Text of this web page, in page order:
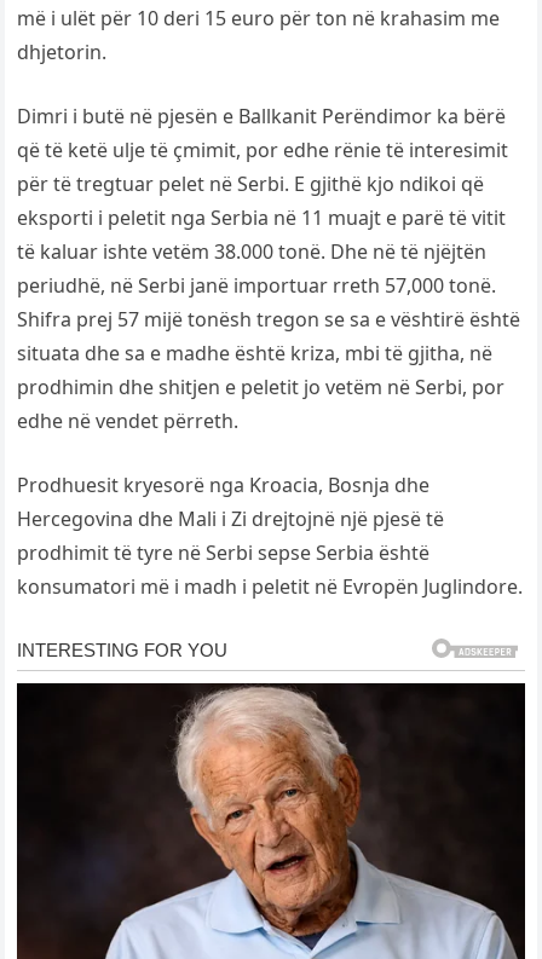
më i ulët për 10 deri 15 euro për ton në krahasim me
dhjetorin.
Dimri i butë në pjesën e Ballkanit Perëndimor ka bërë
që të ketë ulje të çmimit, por edhe rënie të interesimit
për të tregtuar pelet në Serbi. E gjithë kjo ndikoi që
eksporti i peletit nga Serbia në 11 muajt e parë të vitit
të kaluar ishte vetëm 38.000 tonë. Dhe në të njëjtën
periudhë, në Serbi janë importuar rreth 57,000 tonë.
Shifra prej 57 mijë tonësh tregon se sa e vështirë është
situata dhe sa e madhe është kriza, mbi të gjitha, në
prodhimin dhe shitjen e peletit jo vetëm në Serbi, por
edhe në vendet përreth.
Prodhuesit kryesorë nga Kroacia, Bosnja dhe
Hercegovina dhe Mali i Zi drejtojnë një pjesë të
prodhimit të tyre në Serbi sepse Serbia është
konsumatori më i madh i peletit në Evropën Juglindore.